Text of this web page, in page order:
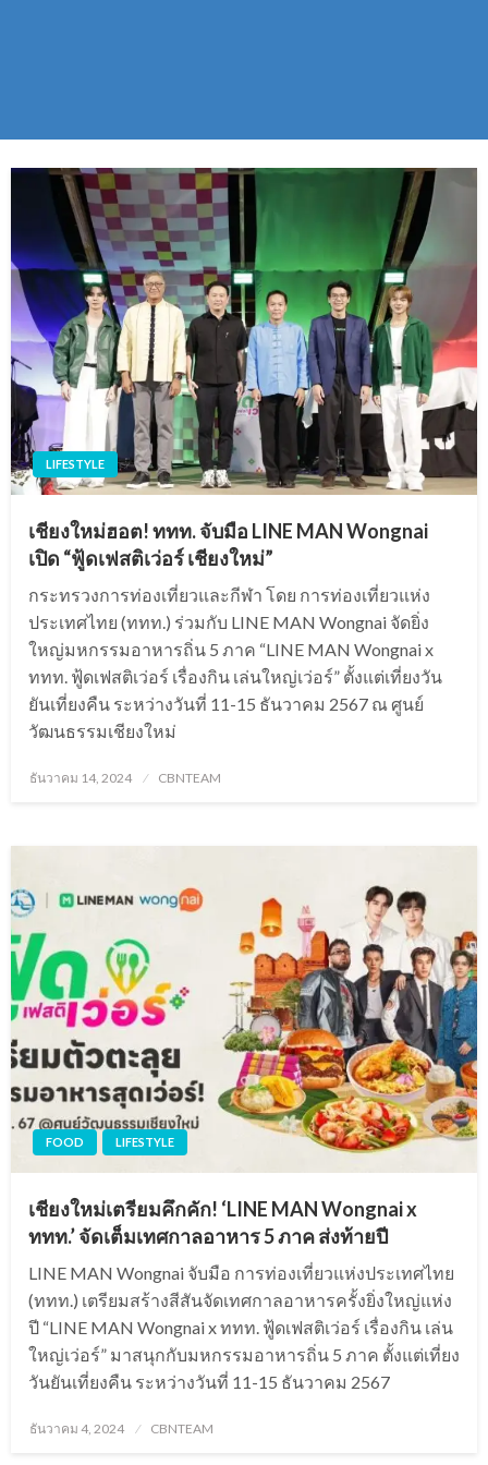
LIFESTYLE
เชียงใหม่ฮอต! ททท. จับมือ LINE MAN Wongnai
เปิด “ฟู้ดเฟสติเว่อร์ เชียงใหม่”
กระทรวงการท่องเที่ยวและกีฬา โดย การท่องเที่ยวแห่ง
ประเทศไทย (ททท.) ร่วมกับ LINE MAN Wongnai จัดยิ่ง
ใหญ่มหกรรมอาหารถิ่น 5 ภาค “LINE MAN Wongnai x
ททท. ฟู้ดเฟสติเว่อร์ เรื่องกิน เล่นใหญ่เว่อร์” ตั้งแต่เที่ยงวัน
ยันเที่ยงคืน ระหว่างวันที่ 11-15 ธันวาคม 2567 ณ ศูนย์
วัฒนธรรมเชียงใหม่
Posted
ธันวาคม 14, 2024 CBNTEAM
FOOD LIFESTYLE
เชียงใหม่เตรียมคึกคัก! ‘LINE MAN Wongnai x
ททท.’ จัดเต็มเทศกาลอาหาร 5 ภาค ส่งท้ายปี
LINE MAN Wongnai จับมือ การท่องเที่ยวแห่งประเทศไทย
(ททท.) เตรียมสร้างสีสันจัดเทศกาลอาหารครั้งยิ่งใหญ่แห่ง
ปี “LINE MAN Wongnai x ททท. ฟู้ดเฟสติเว่อร์ เรื่องกิน เล่น
ใหญ่เว่อร์” มาสนุกกับมหกรรมอาหารถิ่น 5 ภาค ตั้งแต่เที่ยง
วันยันเที่ยงคืน ระหว่างวันที่ 11-15 ธันวาคม 2567
Posted
ธันวาคม 4, 2024 CBNTEAM